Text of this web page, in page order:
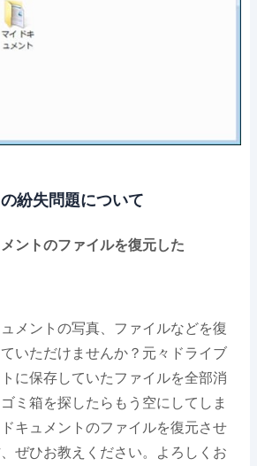
紛失問題について
ントのファイルを復元した
メントの写真、ファイルなどを復
いただけませんか？元々ドライブ
に保存していたファイルを全部消
ミ箱を探したらもう空にしてしま
キュメントのファイルを復元させ
ぜひお教えください。よろしくお